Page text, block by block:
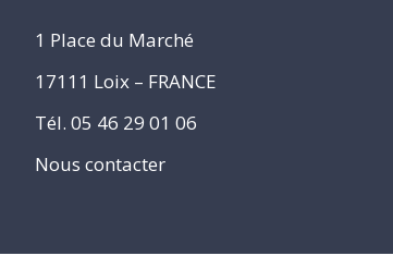
1 Place du Marché
17111 Loix – FRANCE
Tél. 05 46 29 01 06
Nous contacter